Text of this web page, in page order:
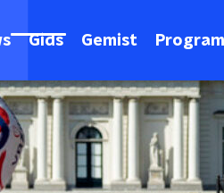
Gids Gemist